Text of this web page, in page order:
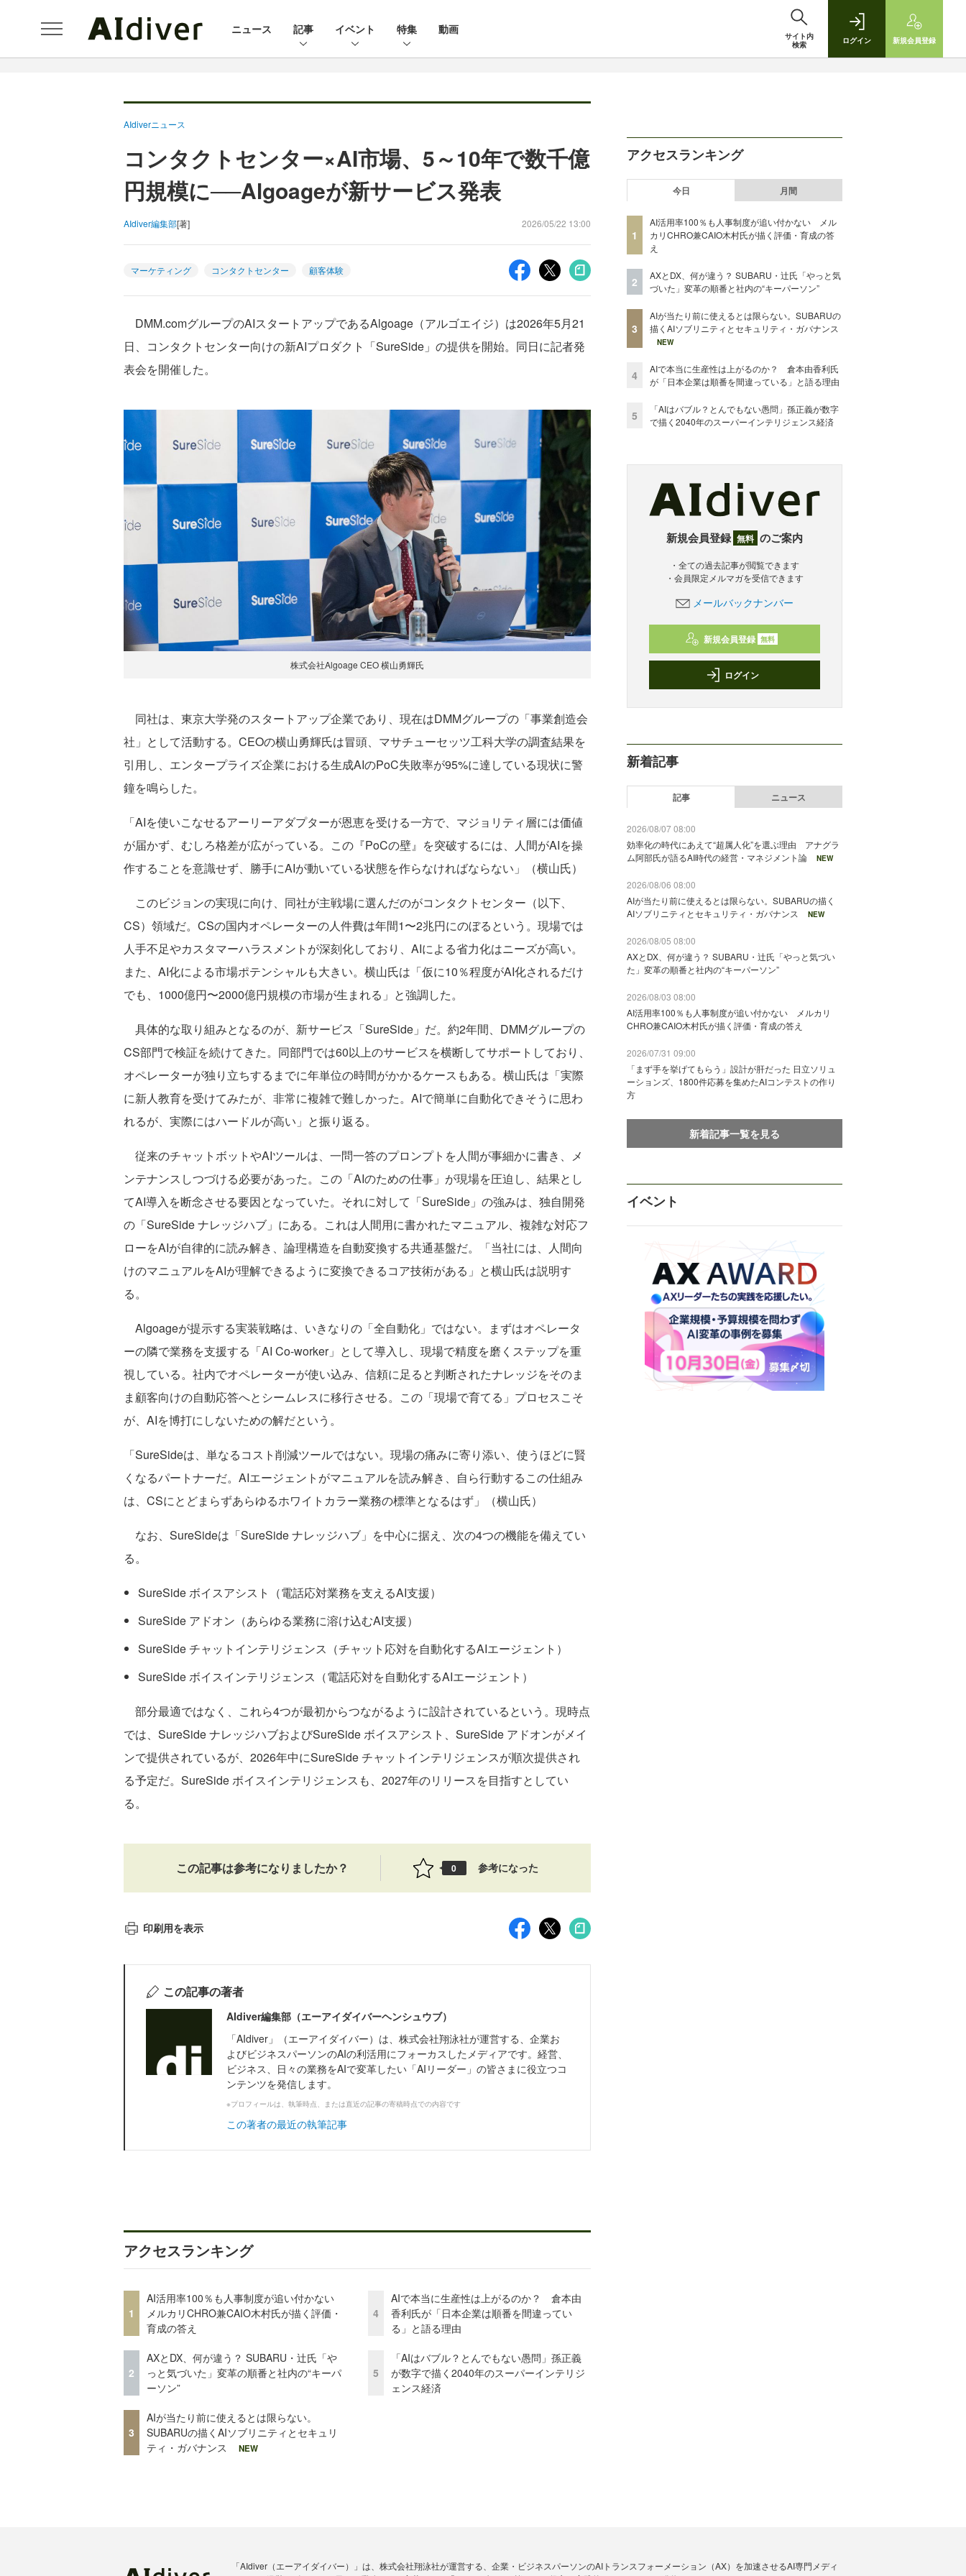
ニュース 記事 イベント 特集 動画
サイト内
検索
ログイン 新規会員登録
AIdiverニュース
コンタクトセンター×AI市場、5～10年で数千億
円規模に──Algoageが新サービス発表
AIdiver編集部[著] 2026/05/22 13:00
マーケティング コンタクトセンター 顧客体験
DMM.comグループのAIスタートアップであるAlgoage（アルゴエイジ）は2026年5月21
日、コンタクトセンター向けの新AIプロダクト「SureSide」の提供を開始。同日に記者発
表会を開催した。
株式会社Algoage CEO 横⼭勇輝氏
同社は、東京大学発のスタートアップ企業であり、現在はDMMグループの「事業創造会
社」として活動する。CEOの横⼭勇輝氏は冒頭、マサチューセッツ工科大学の調査結果を
引用し、エンタープライズ企業における生成AIのPoC失敗率が95%に達している現状に警
鐘を鳴らした。
「AIを使いこなせるアーリーアダプターが恩恵を受ける一方で、マジョリティ層には価値
が届かず、むしろ格差が広がっている。この『PoCの壁』を突破するには、人間がAIを操
作することを意識せず、勝手にAIが動いている状態を作らなければならない」（横山氏）
このビジョンの実現に向け、同社が主戦場に選んだのがコンタクトセンター（以下、
CS）領域だ。CSの国内オペレーターの人件費は年間1〜2兆円にのぼるという。現場では
人手不足やカスタマーハラスメントが深刻化しており、AIによる省力化はニーズが高い。
また、AI化による市場ポテンシャルも大きい。横山氏は「仮に10％程度がAI化されるだけ
でも、1000億円〜2000億円規模の市場が生まれる」と強調した。
具体的な取り組みとなるのが、新サービス「SureSide」だ。約2年間、DMMグループの
CS部門で検証を続けてきた。同部門では60以上のサービスを横断してサポートしており、
オペレーターが独り立ちするまでに年単位の時間がかかるケースもある。横山氏は「実際
に新人教育を受けてみたが、非常に複雑で難しかった。AIで簡単に自動化できそうに思わ
れるが、実際にはハードルが高い」と振り返る。
従来のチャットボットやAIツールは、一問一答のプロンプトを人間が事細かに書き、メ
ンテナンスしつづける必要があった。この「AIのための仕事」が現場を圧迫し、結果とし
てAI導入を断念させる要因となっていた。それに対して「SureSide」の強みは、独自開発
の「SureSide ナレッジハブ」にある。これは人間用に書かれたマニュアル、複雑な対応フ
ローをAIが自律的に読み解き、論理構造を自動変換する共通基盤だ。「当社には、人間向
けのマニュアルをAIが理解できるように変換できるコア技術がある」と横山氏は説明す
る。
Algoageが提示する実装戦略は、いきなりの「全自動化」ではない。まずはオペレータ
ーの隣で業務を支援する「AI Co-worker」として導入し、現場で精度を磨くステップを重
視している。社内でオペレーターが使い込み、信頼に足ると判断されたナレッジをそのま
ま顧客向けの自動応答へとシームレスに移行させる。この「現場で育てる」プロセスこそ
が、AIを博打にしないための解だという。
「SureSideは、単なるコスト削減ツールではない。現場の痛みに寄り添い、使うほどに賢
くなるパートナーだ。AIエージェントがマニュアルを読み解き、自ら行動するこの仕組み
は、CSにとどまらずあらゆるホワイトカラー業務の標準となるはず」（横山氏）
なお、SureSideは「SureSide ナレッジハブ」を中心に据え、次の4つの機能を備えてい
る。
SureSide ボイスアシスト（電話応対業務を支えるAI支援）
SureSide アドオン（あらゆる業務に溶け込むAI支援）
SureSide チャットインテリジェンス（チャット応対を自動化するAIエージェント）
SureSide ボイスインテリジェンス（電話応対を自動化するAIエージェント）
部分最適ではなく、これら4つが最初からつながるように設計されているという。現時点
では、SureSide ナレッジハブおよびSureSide ボイスアシスト、SureSide アドオンがメイ
ンで提供されているが、2026年中にSureSide チャットインテリジェンスが順次提供され
る予定だ。SureSide ボイスインテリジェンスも、2027年のリリースを目指すとしてい
る。
この記事は参考になりましたか？ 0 参考になった
印刷用を表示
この記事の著者
AIdiver編集部（エーアイダイバーヘンシュウブ）
「AIdiver」（エーアイダイバー）は、株式会社翔泳社が運営する、企業お
よびビジネスパーソンのAIの利活用にフォーカスしたメディアです。経営、
ビジネス、日々の業務をAIで変革したい「AIリーダー」の皆さまに役立つコ
ンテンツを発信します。
※プロフィールは、執筆時点、または直近の記事の寄稿時点での内容です
この著者の最近の執筆記事
アクセスランキング
1
AI活用率100％も人事制度が追い付かない
メルカリCHRO兼CAIO木村氏が描く評価・
育成の答え
2
AXとDX、何が違う？ SUBARU・辻氏「や
っと気づいた」変革の順番と社内の“キーパ
ーソン”
3
AIが当たり前に使えるとは限らない。
SUBARUの描くAIソブリニティとセキュリ
ティ・ガバナンス
NEW
4
AIで本当に生産性は上がるのか？ 倉本由
香利氏が「日本企業は順番を間違ってい
る」と語る理由
5
「AIはバブル？とんでもない愚問」孫正義
が数字で描く2040年のスーパーインテリジ
ェンス経済
アクセスランキング
今日 月間
1
AI活用率100％も人事制度が追い付かない メル
カリCHRO兼CAIO木村氏が描く評価・育成の答
え
2
AXとDX、何が違う？ SUBARU・辻氏「やっと気
づいた」変革の順番と社内の“キーパーソン”
3
AIが当たり前に使えるとは限らない。SUBARUの
描くAIソブリニティとセキュリティ・ガバナンス
NEW
4
AIで本当に生産性は上がるのか？ 倉本由香利氏
が「日本企業は順番を間違っている」と語る理由
5
「AIはバブル？とんでもない愚問」孫正義が数字
で描く2040年のスーパーインテリジェンス経済
新規会員登録 無料 のご案内
・全ての過去記事が閲覧できます
・会員限定メルマガを受信できます
メールバックナンバー
新規会員登録 無料
ログイン
新着記事
記事 ニュース
2026/08/07 08:00
効率化の時代にあえて“超属人化”を選ぶ理由 アナグラ
ム阿部氏が語るAI時代の経営・マネジメント論
NEW
2026/08/06 08:00
AIが当たり前に使えるとは限らない。SUBARUの描く
AIソブリニティとセキュリティ・ガバナンス
NEW
2026/08/05 08:00
AXとDX、何が違う？ SUBARU・辻氏「やっと気づい
た」変革の順番と社内の“キーパーソン”
2026/08/03 08:00
AI活用率100％も人事制度が追い付かない メルカリ
CHRO兼CAIO木村氏が描く評価・育成の答え
2026/07/31 09:00
「まず手を挙げてもらう」設計が肝だった 日立ソリュ
ーションズ、1800件応募を集めたAIコンテストの作り
方
新着記事一覧を見る
イベント
「AIdiver（エーアイダイバー）」は、株式会社翔泳社が運営する、企業・ビジネスパーソンのAIトランスフォーメーション（AX）を加速させるAI専門メディ